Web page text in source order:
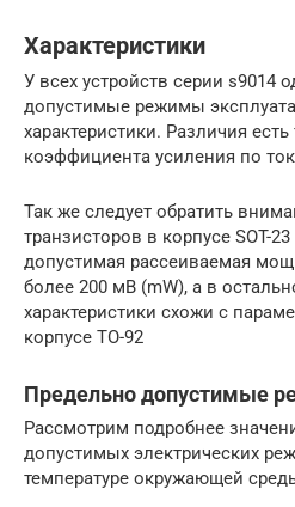
Характеристики
У всех устройств серии s9014
допустимые режимы
характеристики. Различия
коэффициента усиления по
Так же следует обратить
транзисторов в корпусе SOT-
допустимая рассеиваемая
более 200 мВ (mW), а в
характеристики схожи с
корпусе ТО-92
Предельно допустимые
Рассмотрим подробнее
допустимых электрических
температуре окружающей